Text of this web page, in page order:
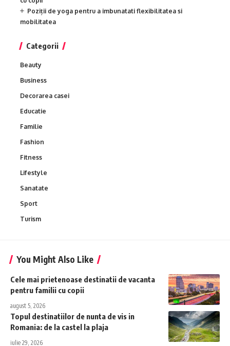
Poziții de yoga pentru a imbunatati flexibilitatea si
mobilitatea
Categorii
Beauty
Business
Decorarea casei
Educatie
Familie
Fashion
Fitness
Lifestyle
Sanatate
Sport
Turism
You Might Also Like
Cele mai prietenoase destinatii de vacanta
pentru familii cu copii
august 5, 2026
Topul destinatiilor de nunta de vis in
Romania: de la castel la plaja
iulie 29, 2026